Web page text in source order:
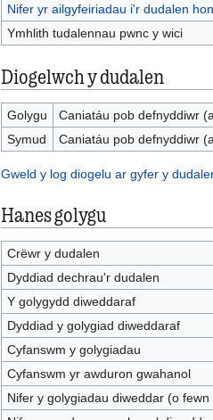
Nifer yr ailgyfeiriadau i'r dudalen hon
Ymhlith tudalennau pwnc y wici
Diogelwch y dudalen
Golygu
Caniatáu pob defnyddiwr
Symud
Caniatáu pob defnyddiwr
Gweld y log diogelu ar gyfer y
Hanes golygu
Crëwr y dudalen
Dyddiad dechrau'r dudalen
Y golygydd diweddaraf
Dyddiad y golygiad diweddaraf
Cyfanswm y golygiadau
Cyfanswm yr awduron gwahanol
Nifer y golygiadau diweddar (o fewn